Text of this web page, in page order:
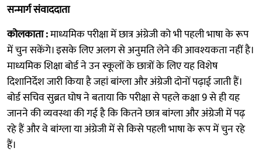
सन्मार्ग संवाददाता
कोलकाता :माध्यमिक परीक्षा में छात्र अंग्रेजी को भी पहली भाषा के रूप
में चुन सकेंगे। इसके लिए अलग से अनुमति लेने की आवश्यकता नहीं है।
माध्यमिक शिक्षा बोर्ड ने उन स्कूलों के छात्रों के लिए यह विशेष
दिशानिर्देश जारी किया है जहां बांग्ला और अंग्रेजी दोनों पढ़ाई जाती हैं।
बोर्ड सचिव सुब्रत घोष ने बताया कि परीक्षा से पहले कक्षा 9 से ही यह
जानने की व्यवस्था की गई है कि कितने छात्र बांग्ला और अंग्रेजी में पढ़
रहे हैं और वे बांग्ला या अंग्रेजी में से किसे पहली भाषा के रूप में चुन रहे
हैं।